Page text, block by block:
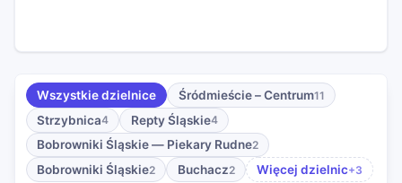
Wszystkie dzielnice Śródmieście – Centrum11
Strzybnica4 Repty Śląskie4
Bobrowniki Śląskie — Piekary Rudne2
Bobrowniki Śląskie2 Buchacz2 Więcej dzielnic+3